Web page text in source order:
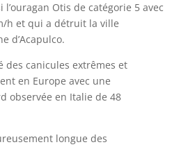
Otis de catégorie 5 avec
h et qui a détruit la ville
d’Acapulco.
des canicules extrêmes et
en Europe avec une
observée en Italie de 48
longue des